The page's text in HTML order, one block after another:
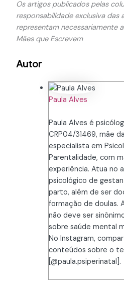
Os artigos publicados pelas
responsabilidade exclusiva das
representam necessariamente
Mães que Escrevem
Autor
Paula Alves
Paula Alves é
CRP04/31469, mãe
especialista em
Parentalidade, com
experiência. Atua no
psicológico de
parto, além de ser
formação de doulas.
não deve ser
sobre saúde mental
No Instagram,
conteúdos sobre o
[@paula.psiperinatal].